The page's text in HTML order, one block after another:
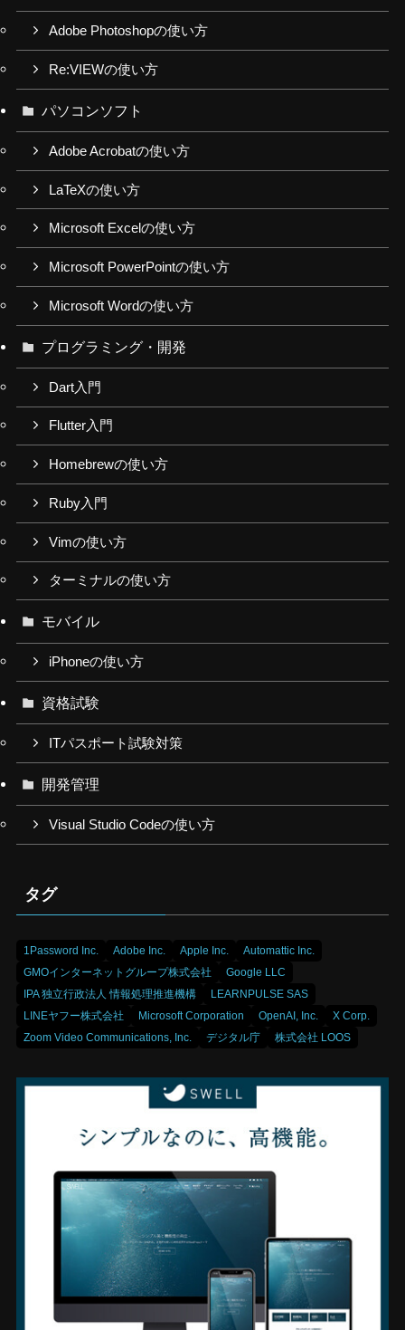
Adobe Photoshopの使い方
Re:VIEWの使い方
パソコンソフト
Adobe Acrobatの使い方
LaTeXの使い方
Microsoft Excelの使い方
Microsoft PowerPointの使い方
Microsoft Wordの使い方
プログラミング・開発
Dart入門
Flutter入門
Homebrewの使い方
Ruby入門
Vimの使い方
ターミナルの使い方
モバイル
iPhoneの使い方
資格試験
ITパスポート試験対策
開発管理
Visual Studio Codeの使い方
タグ
1Password Inc. Adobe Inc. Apple Inc.
Automattic Inc.
GMOインターネットグループ株式会社
Google LLC
IPA 独立行政法人 情報処理推進機構
LEARNPULSE SAS
LINEヤフー株式会社
Microsoft Corporation OpenAI, Inc.
X Corp.
Zoom Video Communications, Inc.
デジタル庁 株式会社 LOOS